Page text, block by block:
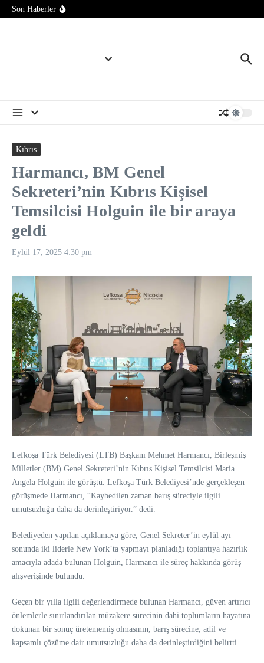
İçeriğe atla
Son Haberler
Stresten 2 binden fazla sipariş verdi, tutuklandı
Kıbrıs
Harmancı, BM Genel
Sekreteri’nin Kıbrıs Kişisel
Temsilcisi Holguin ile bir araya
geldi
Eylül 17, 2025 4:30 pm
Lefkoşa Türk Belediyesi (LTB) Başkanı Mehmet Harmancı, Birleşmiş
Milletler (BM) Genel Sekreteri’nin Kıbrıs Kişisel Temsilcisi Maria
Angela Holguin ile görüştü. Lefkoşa Türk Belediyesi’nde gerçekleşen
görüşmede Harmancı, “Kaybedilen zaman barış süreciyle ilgili
umutsuzluğu daha da derinleştiriyor.” dedi.
Belediyeden yapılan açıklamaya göre, Genel Sekreter’in eylül ayı
sonunda iki liderle New York’ta yapmayı planladığı toplantıya hazırlık
amacıyla adada bulunan Holguin, Harmancı ile süreç hakkında görüş
alışverişinde bulundu.
Geçen bir yılla ilgili değerlendirmede bulunan Harmancı, güven artırıcı
önlemlerle sınırlandırılan müzakere sürecinin dahi toplumların hayatına
dokunan bir sonuç üretememiş olmasının, barış sürecine, adil ve
kapsamlı çözüme dair umutsuzluğu daha da derinleştirdiğini belirtti.